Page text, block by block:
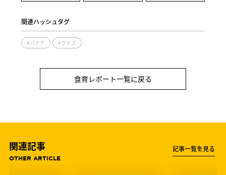
関連ハッシュタグ
#バナナ #クイズ
食育レポート一覧に戻る
関連記事
OTHER ARTICLE
記事一覧を見る